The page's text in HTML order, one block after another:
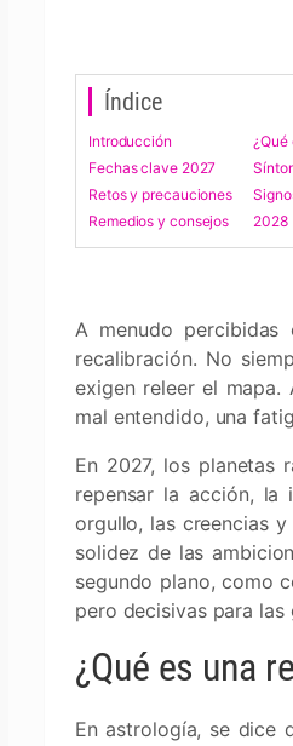
Índice
Introducción
¿Qué
Fechas clave 2027
Retos y precauciones
Remedios y consejos
2028
A menudo percibidas
recalibración. No
exigen releer el
mal entendido, una
En 2027, los planetas
repensar la acción,
orgullo, las creencias
solidez de las
segundo plano, como
pero decisivas para
¿Qué es una
En astrología, se dice